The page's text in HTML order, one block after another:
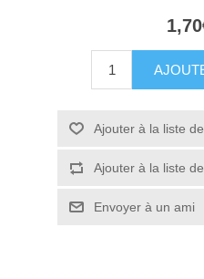
Ajouter à la liste
Ajouter à la liste
Envoyer à un ami